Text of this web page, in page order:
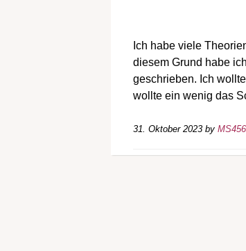
Ich habe viele
diesem Grund habe
geschrieben. Ich
wollte ein wenig das
31. Oktober 2023 by MS456